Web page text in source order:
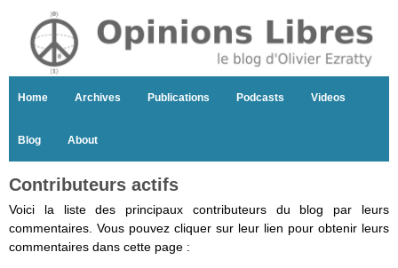
Home Archives Publications Podcasts Videos
Blog About
Contributeurs actifs
Voici la liste des principaux contributeurs du blog par leurs
commentaires. Vous pouvez cliquer sur leur lien pour obtenir leurs
commentaires dans cette page :